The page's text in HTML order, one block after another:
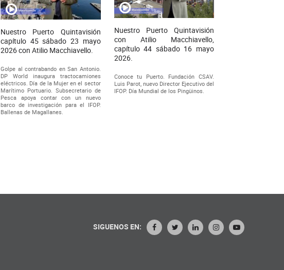
Nuestro Puerto Quintavisión
capítulo 45 sábado 23 mayo
2026 con Atilio Macchiavello.
Golpe al contrabando en San Antonio.
DP World inaugura tractocamiones
eléctricos. Día de la Mujer en el sector
Marítimo Portuario. Subsecretario de
Pesca apoya contar con un nuevo
barco de investigación para el IFOP.
Ballenas de Magallanes.
Nuestro Puerto Quintavisión
con Atilio Macchiavello,
capítulo 44 sábado 16 mayo
2026.
Conoce tu Puerto. Fundación CSAV.
Luis Parot, nuevo Director Ejecutivo del
IFOP. Día Mundial de los Pingüinos.
SIGUENOS EN: